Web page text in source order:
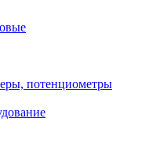
потенциометры